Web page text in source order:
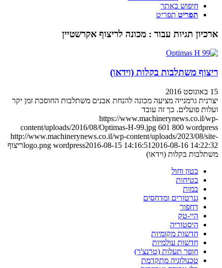
חיפוש באתר
תפריט תפריט
ארכיון תגיות עבור : מכונה לריצוף אקרשטיין
ריצוף משתלבות בקלות (וידאו)
15 באוגוסט 2016
יצרנית גרמנייה מציעה מכונה להנחת אבנים משתלבות החוסכת זמן יקר
ועלות פועלים. כך זה עובד
https://www.machinerynews.co.il/wp-
content/uploads/2016/08/Optimas-H-99.jpg 601 800 wordpress
http://www.machinerynews.co.il/wp-content/uploads/2023/08/site-
logo.png wordpress2016-08-15 14:16:51 2016-08-16 14:22:32
ריצוף
משתלבות בקלות (וידאו)
בטון וחול
בטיחות
במות
גנרטורים ומדחסים
דחפור
היי-טק
היסטוריה
חדשות מקומיות
חדשות עולמיות
חופר תעלות (טרנצ'ר)
טכנולוגיה מתקדמת